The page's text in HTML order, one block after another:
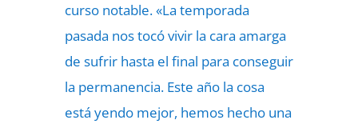
curso notable. «La temporada
pasada nos tocó vivir la cara amarga
de sufrir hasta el final para conseguir
la permanencia. Este año la cosa
está yendo mejor, hemos hecho una